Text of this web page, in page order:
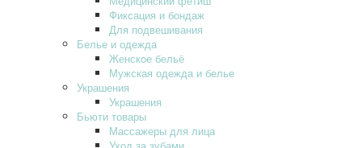
Фиксация и бондаж
Для подвешивания
Белье и одежда
Женское бельё
Мужская одежда и белье
Украшения
Украшения
Бьюти товары
Массажеры для лица